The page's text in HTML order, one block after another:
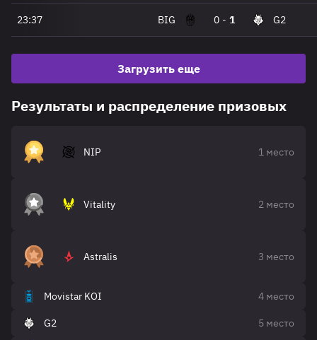
23:37 BIG 0 - 1 G2
Загрузить еще
Результаты и распределение призовых
NIP 1 место
Vitality 2 место
Astralis 3 место
Movistar KOI 4 место
G2 5 место